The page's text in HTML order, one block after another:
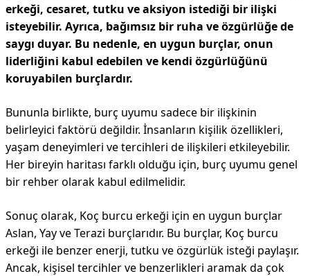
erkeği, cesaret, tutku ve aksiyon istediği bir ilişki
isteyebilir. Ayrıca, bağımsız bir ruha ve özgürlüğe de
saygı duyar. Bu nedenle, en uygun burçlar, onun
liderliğini kabul edebilen ve kendi özgürlüğünü
koruyabilen burçlardır.
Bununla birlikte, burç uyumu sadece bir ilişkinin
belirleyici faktörü değildir. İnsanların kişilik özellikleri,
yaşam deneyimleri ve tercihleri de ilişkileri etkileyebilir.
Her bireyin haritası farklı olduğu için, burç uyumu genel
bir rehber olarak kabul edilmelidir.
Sonuç olarak, Koç burcu erkeği için en uygun burçlar
Aslan, Yay ve Terazi burçlarıdır. Bu burçlar, Koç burcu
erkeği ile benzer enerji, tutku ve özgürlük isteği paylaşır.
Ancak, kişisel tercihler ve benzerlikleri aramak da çok